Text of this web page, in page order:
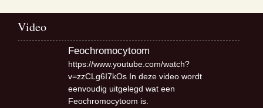
Video
Feochromocytoom
https://www.youtube.com/watch?
v=zzCLg6I7kOs In deze video wordt
eenvoudig uitgelegd wat een
Feochromocytoom is.